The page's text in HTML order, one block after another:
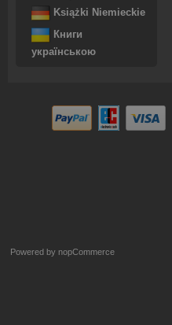
Książki Niemieckie
Книги
українською
Powered by nopCommerce